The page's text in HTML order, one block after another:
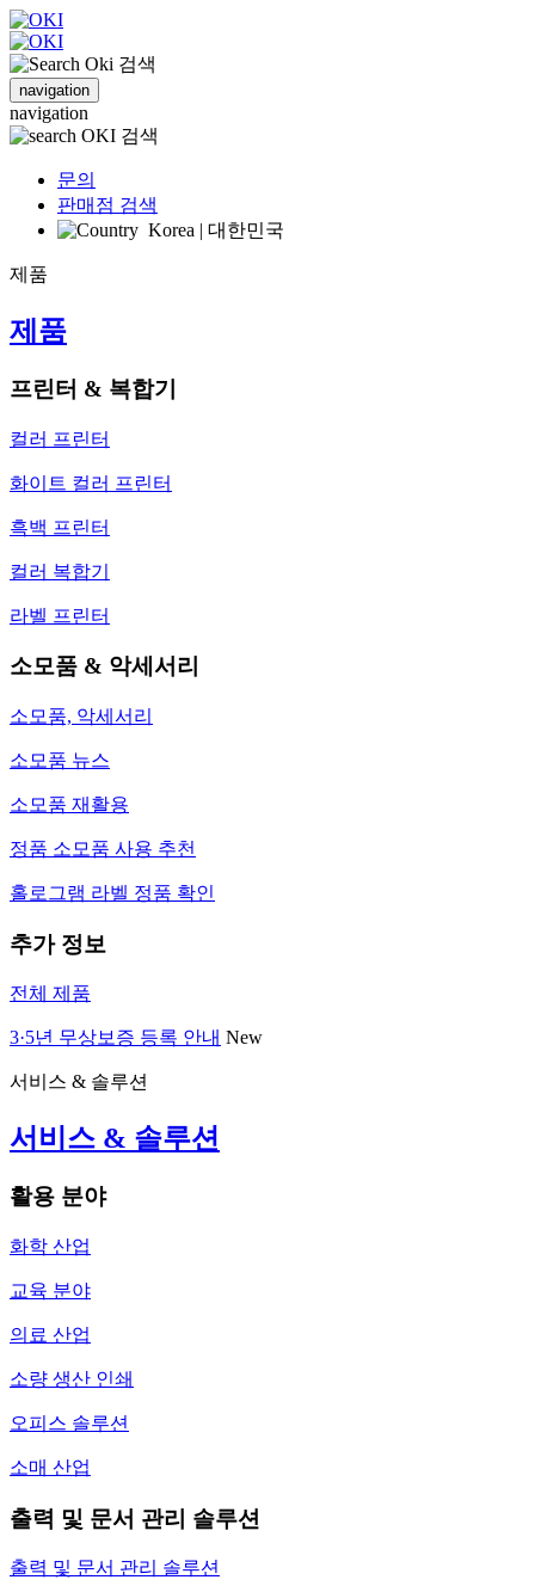
검색
navigation
navigation
검색
문의
판매점 검색
Korea | 대한민국
제품
제품
프린터 & 복합기
컬러 프린터
화이트 컬러 프린터
흑백 프린터
컬러 복합기
라벨 프린터
소모품 & 악세서리
소모품, 악세서리
소모품 뉴스
소모품 재활용
정품 소모품 사용 추천
홀로그램 라벨 정품 확인
추가 정보
전체 제품
3·5년 무상보증 등록 안내 New
서비스 & 솔루션
서비스 & 솔루션
활용 분야
화학 산업
교육 분야
의료 산업
소량 생산 인쇄
오피스 솔루션
소매 산업
출력 및 문서 관리 솔루션
출력 및 문서 관리 솔루션